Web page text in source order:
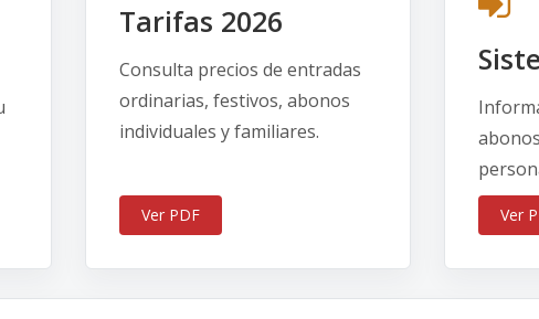
Tarifas 2026
Consulta precios de entradas
ordinarias, festivos, abonos
individuales y familiares.
Ver PDF Ver